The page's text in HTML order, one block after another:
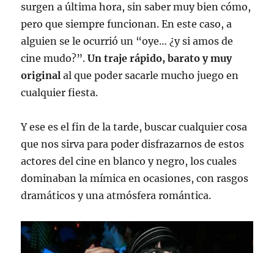
surgen a última hora, sin saber muy bien cómo,
pero que siempre funcionan. En este caso, a
alguien se le ocurrió un “oye… ¿y si amos de
cine mudo?”. Un traje rápido, barato y muy
original al que poder sacarle mucho juego en
cualquier fiesta.
Y ese es el fin de la tarde, buscar cualquier cosa
que nos sirva para poder disfrazarnos de estos
actores del cine en blanco y negro, los cuales
dominaban la mímica en ocasiones, con rasgos
dramáticos y una atmósfera romántica.